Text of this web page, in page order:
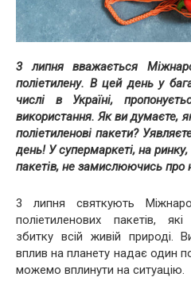
3 липня вважається
поліетилену. В цей день у
числі в Україні,
використання. Як ви думаєте,
поліетиленові пакети?
день! У супермаркеті, на
пакетів, не замислюючись про
3 липня святкують
поліетиленових пакетів,
збитку всій живій природі.
вплив на планету надає один
можемо вплинути на ситуацію.